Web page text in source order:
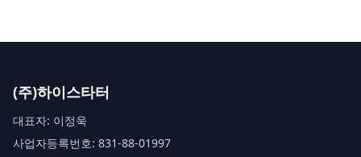
(주)하이스타터
대표자: 이정욱
사업자등록번호: 831-88-01997